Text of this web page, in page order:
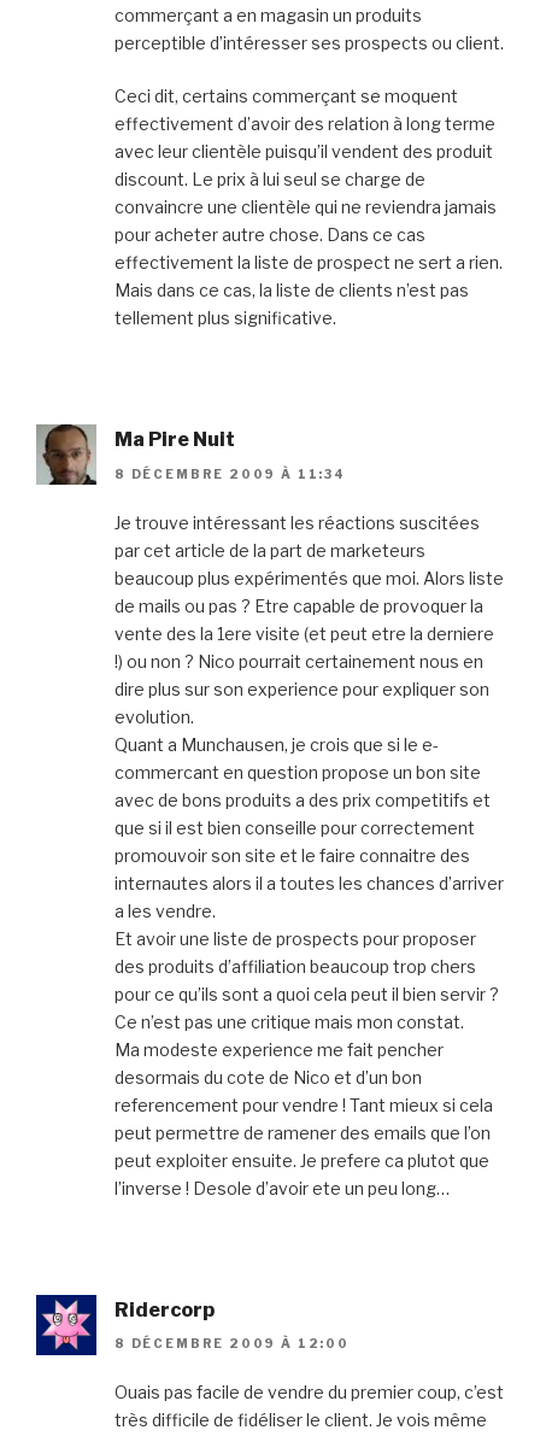
commerçant a en magasin un produits
perceptible d’intéresser ses prospects ou client.
Ceci dit, certains commerçant se moquent
effectivement d’avoir des relation à long terme
avec leur clientèle puisqu’il vendent des produit
discount. Le prix à lui seul se charge de
convaincre une clientèle qui ne reviendra jamais
pour acheter autre chose. Dans ce cas
effectivement la liste de prospect ne sert a rien.
Mais dans ce cas, la liste de clients n’est pas
tellement plus significative.
Ma Pire Nuit
8 DÉCEMBRE 2009 À 11:34
Je trouve intéressant les réactions suscitées
par cet article de la part de marketeurs
beaucoup plus expérimentés que moi. Alors liste
de mails ou pas ? Etre capable de provoquer la
vente des la 1ere visite (et peut etre la derniere
!) ou non ? Nico pourrait certainement nous en
dire plus sur son experience pour expliquer son
evolution.
Quant a Munchausen, je crois que si le e-
commercant en question propose un bon site
avec de bons produits a des prix competitifs et
que si il est bien conseille pour correctement
promouvoir son site et le faire connaitre des
internautes alors il a toutes les chances d’arriver
a les vendre.
Et avoir une liste de prospects pour proposer
des produits d’affiliation beaucoup trop chers
pour ce qu’ils sont a quoi cela peut il bien servir ?
Ce n’est pas une critique mais mon constat.
Ma modeste experience me fait pencher
desormais du cote de Nico et d’un bon
referencement pour vendre ! Tant mieux si cela
peut permettre de ramener des emails que l’on
peut exploiter ensuite. Je prefere ca plutot que
l’inverse ! Desole d’avoir ete un peu long…
Ridercorp
8 DÉCEMBRE 2009 À 12:00
Ouais pas facile de vendre du premier coup, c’est
très difficile de fidéliser le client. Je vois même